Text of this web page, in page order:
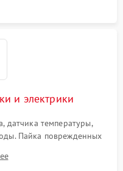
и электрики
датчика температуры,
Пайка поврежденных
и контактов.